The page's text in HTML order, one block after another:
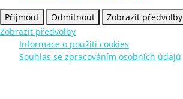
Příjmout Odmítnout Zobrazit předvolby
Zobrazit předvolby
Informace o použití cookies
Souhlas se zpracováním osobních údajů